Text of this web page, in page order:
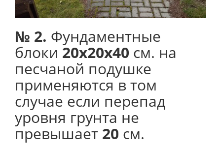
№ 2. Фундаментные
блоки 20х20х40 см. на
песчаной подушке
применяются в том
случае если перепад
уровня грунта не
превышает 20 см.